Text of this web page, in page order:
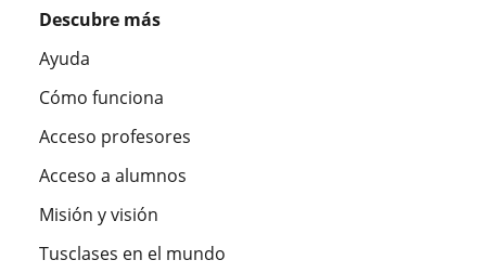
Descubre más
Ayuda
Cómo funciona
Acceso profesores
Acceso a alumnos
Misión y visión
Tusclases en el mundo